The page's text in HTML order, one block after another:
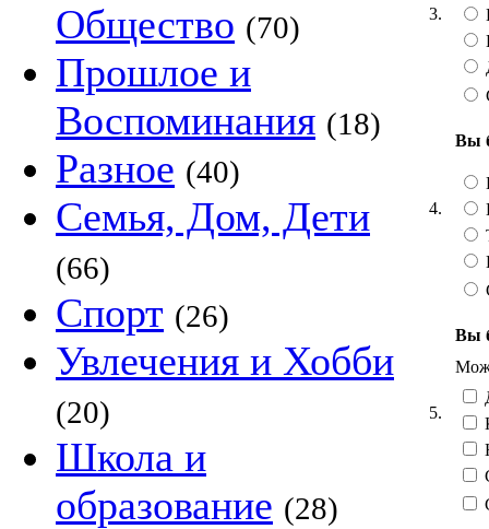
Общество (70)
Прошлое и
Воспоминания (18)
Разное (40)
Семья, Дом, Дети
(66)
Спорт (26)
Увлечения и Хобби
(20)
Школа и
образование (28)
3.
4.
Вы
5.
Вы